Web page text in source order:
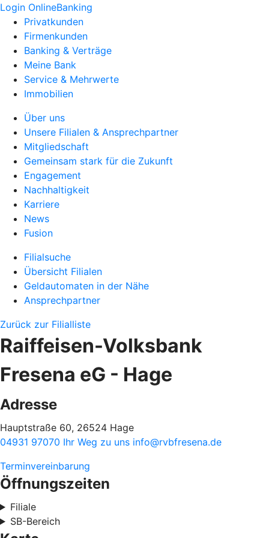
Login OnlineBanking
Privatkunden
Firmenkunden
Banking & Verträge
Meine Bank
Service & Mehrwerte
Immobilien
Über uns
Unsere Filialen & Ansprechpartner
Mitgliedschaft
Gemeinsam stark für die Zukunft
Engagement
Nachhaltigkeit
Karriere
News
Fusion
Filialsuche
Übersicht Filialen
Geldautomaten in der Nähe
Ansprechpartner
Zurück zur Filialliste
Raiffeisen-Volksbank
Fresena eG - Hage
Adresse
Hauptstraße 60, 26524 Hage
04931 97070 Ihr Weg zu uns info@rvbfresena.de
Terminvereinbarung
Öffnungszeiten
Filiale
SB-Bereich